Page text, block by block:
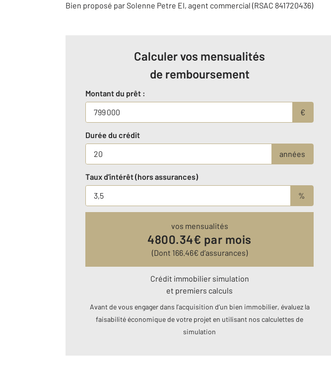
Bien proposé parSolenne Petre EI, agent commercial (RSAC 841720436)
Calculer vos mensualités
de remboursement
Montant du prêt :
€
Durée du crédit
années
Taux d'intérêt (hors assurances)
%
vos mensualités
4800.34€ par mois
(Dont 166.46€ d’assurances)
Crédit immobilier simulation
et premiers calculs
Avant de vous engager dans l’acquisition d’un bien immobilier, évaluez la
faisabilité économique de votre projet en utilisant nos calculettes de
simulation